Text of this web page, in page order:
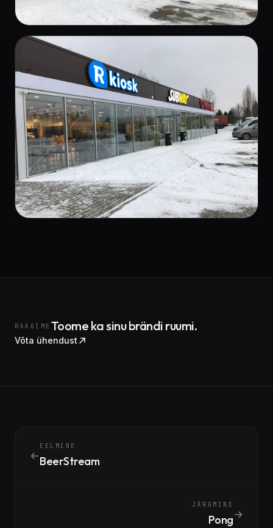
RÄÄGIME Toome ka sinu brändi ruumi.
Võta ühendust
EELMINE
BeerStream
JÄRGMINE
Pong